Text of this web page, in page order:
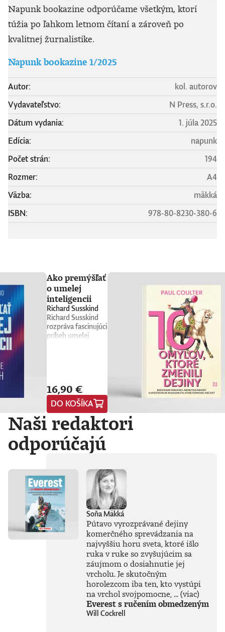
Napunk bookazine odporúčame všetkým, ktorí
túžia po ľahkom letnom čítaní a zároveň po
kvalitnej žurnalistike.
Napunk bookazine 1/2025
Autor:
kol. autorov
Vydavateľstvo:
N Press, s.r.o.
Dátum vydania:
1. júla 2025
Edícia:
napunk
Počet strán:
194
Rozmer:
A4
Väzba:
mäkká
ISBN:
978-80-8230-380-6
Ako premýšľať
o umelej
inteligencii
Richard Susskind
Richard Susskind
rozpráva fascinujúci
príbeh umelej
všetko, čo sme si o
nej doteraz mysleli.
Vyvádza umelú
inteligenciu z prísne
strážených
počítačových
laboratórií
technologických
každodenného
života. Od príchodu
systému ChatGPT
zaplavila verejnosť
vlna záujmu o AI,
no zároveň
zavládol zmätok.
Čo vlastne umelá
inteligencia dokáže
a kde sú jej limity?
Čo nás ešte len
čaká? Je pre ľudstvo
spásou alebo
hrozbou? Susskind
16,90 €
DO KOŠÍKA
Naši redaktori
odporúčajú
Soňa Mäkká
Pútavo vyrozprávané dejiny
komerčného sprevádzania na
najvyššiu horu sveta, ktoré išlo
ruka v ruke so zvyšujúcim sa
záujmom o dosiahnutie jej
vrcholu. Je skutočným
horolezcom iba ten, kto vystúpi
na vrchol svojpomocne, ...(viac)
Everest s ručením obmedzeným
Will Cockrell